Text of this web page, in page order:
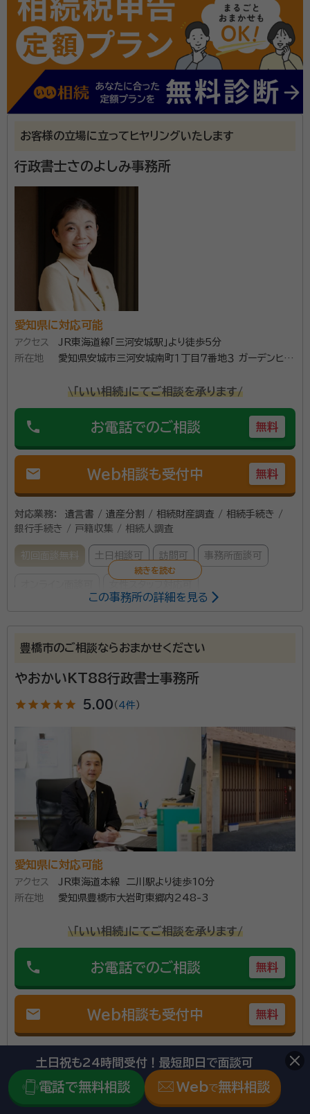
い」をミッションとし、終活や相続に関する手続きを主業
務としています。 「なぜ、終活や相続なのか」について
は、２つの理由があります。 １つ目は、私の両親への想い
です。私の両親は共に他界しております。父は晩年介護
施設でお世話になっておりましたが、脳梗塞を患った
後、著しく認知能力が低下し、会話もできない状態とな
ないままで亡くなっていきました。そのためか、今でも
いておけば良かったと後悔がつきません。 自分の希望
のと遺されるものとの間で想いが共有できるともっと前
向きになれるのではないかと考えています。 ２つ目は、
ある行政書士さんとの出会いです。この先生から遺言書
作成の業務に関するお話を伺いました。それは、家族間
に問題を抱えた方の事例で遺言書の作成を通じて、お
互いの思い違いを修復し、良好な関係に変わっていった
ものでした。遺言書に付言事項があります。法的な効力
はありませんが、自分が亡くなった時に大切な人に送る
最後のメッセージになります。このメッセージに込めた
づくことで家族関係が良好に修復していくことに感動し
ました。是非、自分もこのような貢献をしてみたいと強
く決意をした次第です。 自分の老いや衰え、また人生の
終焉などは、まだまだ先のこととお考えではないでしょ
うか。 「自分らしくどう生きていきたいか」「自分が亡く
なった後、どうなって欲しいか」その意思表示は、元気な
時にしておくことが最良だと思います。 自分のため、大
切な人のため、また大切にしたいもののために、今から
準備を始めてみませんか。 一緒により良い方法を考え、
専門家としてアドバイスをさせていただきます。 まずは
資格等：
所属団体：愛知県行政書士会
お客様の立場に立ってヒヤリングいたします
行政書士さのよしみ事務所
愛知県に対応可能
アクセス
JR東海道線「三河安城駅」より徒歩5分
所在地
愛知県安城市三河安城南町１丁目７番地３ ガーデンヒル
\「いい相続」にてご相談を承ります/
phone お電話でのご相談 無料
mail Web相談も受付中 無料
対応業務：
遺言書 / 遺産分割 / 相続財産調査 / 相続手続き /
銀行手続き / 戸籍収集 / 相続人調査
初回面談無料 土日相談可 訪問可 事務所面談可
佐野 佳見（さの よしみ） 行政書士
突然やってくる相続問題に、迅速かつ丁寧に対応いたし
ます。また、安城市で一番身近で親しみやすい行政書士
行政書士
愛知県行政書士会
この事務所の詳細を見る
豊橋市のご相談ならおまかせください
やおかいKT88行政書士事務所
star star star star star 5.00 （ 4件）
愛知県に対応可能
アクセス
JR東海道本線 二川駅より徒歩10分
所在地
愛知県豊橋市大岩町東郷内248-3
\「いい相続」にてご相談を承ります/
phone お電話でのご相談 無料
mail Web相談も受付中 無料
銀行手続き / 戸籍収集 / 相続人調査
初回面談無料 土日相談可 訪問可
土日祝も24時間受付！最短即日で面談可
電話で無料相談 Webで無料相談